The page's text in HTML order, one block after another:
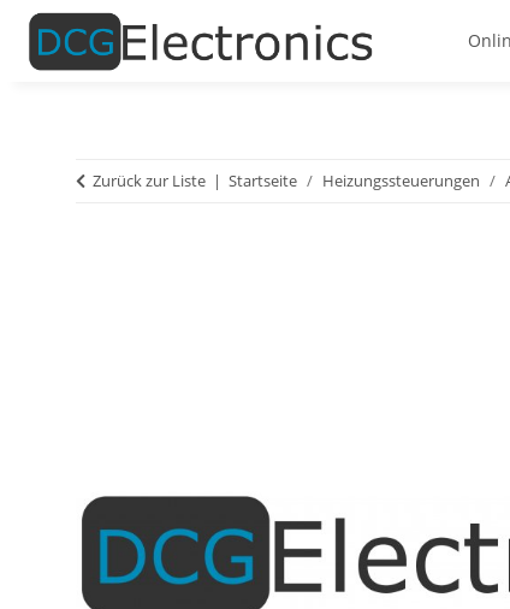
Zurück zur Liste Startseite Heizungssteuerungen